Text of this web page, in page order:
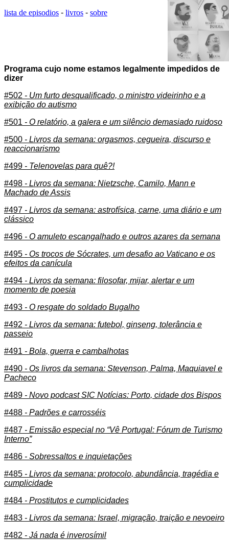
lista de episodios - livros - sobre
Programa cujo nome estamos legalmente impedidos de
dizer
#502 - Um furto desqualificado, o ministro videirinho e a
exibição do autismo
#501 - O relatório, a galera e um silêncio demasiado ruidoso
#500 - Livros da semana: orgasmos, cegueira, discurso e
reaccionarismo
#499 - Telenovelas para quê?!
#498 - Livros da semana: Nietzsche, Camilo, Mann e
Machado de Assis
#497 - Livros da semana: astrofísica, carne, uma diário e um
clássico
#496 - O amuleto escangalhado e outros azares da semana
#495 - Os trocos de Sócrates, um desafio ao Vaticano e os
efeitos da canícula
#494 - Livros da semana: filosofar, mijar, alertar e um
momento de poesia
#493 - O resgate do soldado Bugalho
#492 - Livros da semana: futebol, ginseng, tolerância e
passeio
#491 - Bola, guerra e cambalhotas
#490 - Os livros da semana: Stevenson, Palma, Maquiavel e
Pacheco
#489 - Novo podcast SIC Notícias: Porto, cidade dos Bispos
#488 - Padrões e carrosséis
#487 - Emissão especial no “Vê Portugal: Fórum de Turismo
Interno”
#486 - Sobressaltos e inquietações
#485 - Livros da semana: protocolo, abundância, tragédia e
cumplicidade
#484 - Prostitutos e cumplicidades
#483 - Livros da semana: Israel, migração, traição e nevoeiro
#482 - Já nada é inverosímil